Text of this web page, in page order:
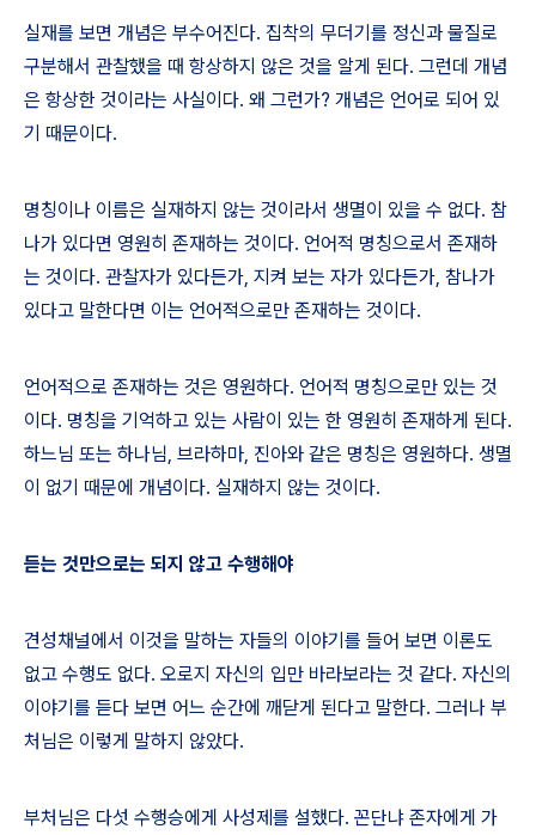
실재를 보면 개념은 부수어진다. 집착의 무더기를 정신과 물질로
구분해서 관찰했을 때 항상하지 않은 것을 알게 된다. 그런데 개념
은 항상한 것이라는 사실이다. 왜 그런가? 개념은 언어로 되어 있
기 때문이다.
명칭이나 이름은 실재하지 않는 것이라서 생멸이 있을 수 없다. 참
나가 있다면 영원히 존재하는 것이다. 언어적 명칭으로서 존재하
는 것이다. 관찰자가 있다든가, 지켜 보는 자가 있다든가, 참나가
있다고 말한다면 이는 언어적으로만 존재하는 것이다.
언어적으로 존재하는 것은 영원하다. 언어적 명칭으로만 있는 것
이다. 명칭을 기억하고 있는 사람이 있는 한 영원히 존재하게 된다.
하느님 또는 하나님, 브라하마, 진아와 같은 명칭은 영원하다. 생멸
이 없기 때문에 개념이다. 실재하지 않는 것이다.
듣는 것만으로는 되지 않고 수행해야
견성채널에서 이것을 말하는 자들의 이야기를 들어 보면 이론도
없고 수행도 없다. 오로지 자신의 입만 바라보라는 것 같다. 자신의
이야기를 듣다 보면 어느 순간에 깨닫게 된다고 말한다. 그러나 부
처님은 이렇게 말하지 않았다.
부처님은 다섯 수행승에게 사성제를 설했다. 꼰단냐 존자에게 가